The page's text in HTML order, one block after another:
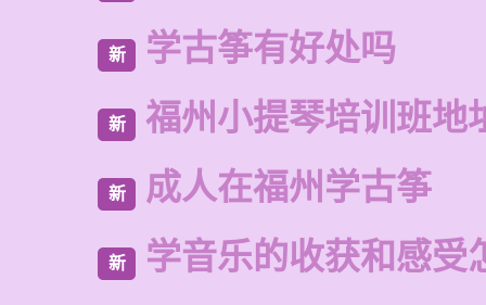
新 学古筝有好处吗
新 福州小提琴培训班地
新 成人在福州学古筝
新 学音乐的收获和感受